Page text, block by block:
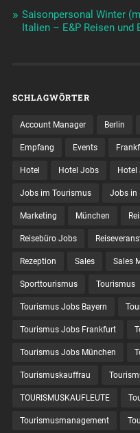
Saisonpersonal Winter
Italien – E&P Reisen und
SCHLAGWÖRTER
Account Manager Berlin
Empfang Events
Hotel Hotel Jobs Hotel
Jobs im Tourismus Jobs in
Marketing München
Reisebüro Jobs
Rezeption Sales Sales
Sporttourismus Tourismus
Tourismus Jobs Bayern
Tourismus Jobs Frankfurt
Tourismus Jobs München
Tourismuskauffrau
TOURISMUSKAUFLEUTE
Tourismusmanagement